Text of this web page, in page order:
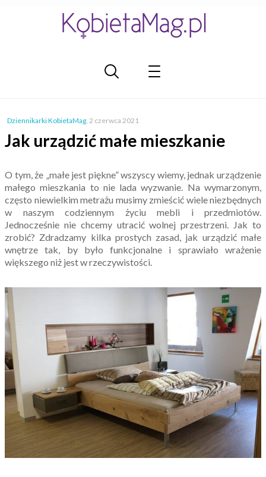
Dziennikarki KobietaMag, 2 czerwca 2021
Jak urządzić małe mieszkanie
O tym, że „małe jest piękne” wszyscy wiemy, jednak urządzenie
małego mieszkania to nie lada wyzwanie. Na wymarzonym,
często niewielkim metrażu musimy zmieścić wiele niezbędnych
w naszym codziennym życiu mebli i przedmiotów.
Jednocześnie nie chcemy utracić wolnej przestrzeni. Jak to
zrobić? Zdradzamy kilka prostych zasad, jak urządzić małe
wnętrze tak, by było funkcjonalne i sprawiało wrażenie
większego niż jest w rzeczywistości.